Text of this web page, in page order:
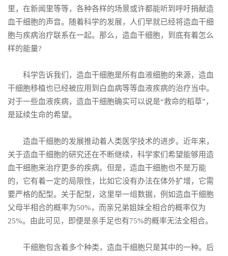
里，在新闻里等等，各种各样的场景或许都能听到呼吁捐献造
血干细胞的声音。随着科学的发展，人们早就已经将造血干细
胞与疾病治疗联系在一起。那么，造血干细胞，到底有着怎么
样的能量?
科学告诉我们，造血干细胞是所有血液细胞的来源，造血
干细胞移植也已经被应用到白血病等等血液疾病的治疗当中。
对于一些血液疾病，造血干细胞确实可以说是“救命的稻草”，
是延续生命的希望。
造血干细胞的发展推动着人类医学技术的进步。近年来，
关于造血干细胞的研究还在不断继续，科学家们希望能够用造
血干细胞来治疗更多的疾病。但是，造血干细胞也不是万能
的，它有着一定的局限性，比如它没有办法在体外扩增，它需
要严格的配型。关于配型，这里举一组数据，例如造血干细胞
父母半相合的概率为50%，而亲兄弟姐妹全相合的概率仅为
25%。由此可见，即便是亲手足也有75%的概率无法全相合。
干细胞包含着多个种类，造血干细胞只是其中的一种。后